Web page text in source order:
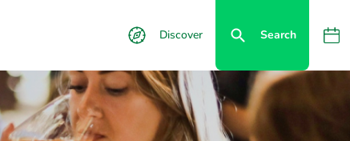
Discover Search